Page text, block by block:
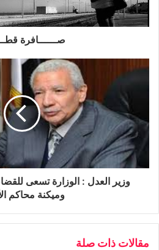
صــــــافرة
وزير العدل : الوزارة تسعى
وميكنة محاكم
مقالات ذات صلة